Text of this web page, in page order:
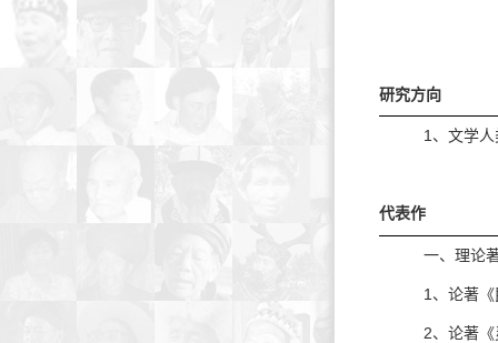
研究方向
1、文学
代表作
一、理论
1、论著
2、论著